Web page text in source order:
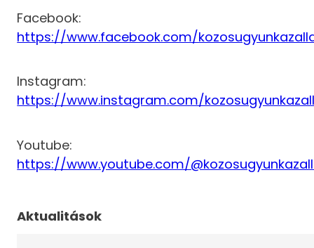
Facebook:
https://www.facebook.com/
Instagram:
https://www.instagram.com/
Youtube:
https://www.youtube.com/
Aktualitások